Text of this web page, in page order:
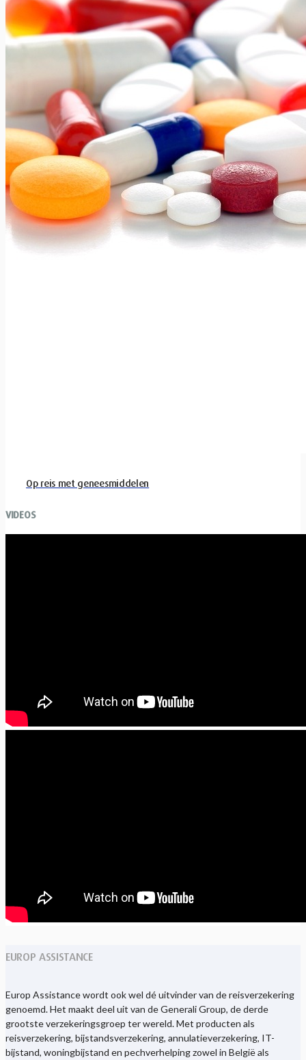
Op reis met geneesmiddelen
VIDEOS
EUROP ASSISTANCE
Europ Assistance wordt ook wel dé uitvinder van de reisverzekering
genoemd. Het maakt deel uit van de Generali Group, de derde
grootste verzekeringsgroep ter wereld. Met producten als
reisverzekering, bijstandsverzekering, annulatieverzekering, IT-
bijstand, woningbijstand en pechverhelping zowel in België als